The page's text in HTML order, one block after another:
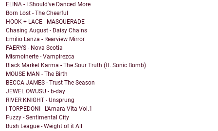
ELINA - I Should've Danced More
Born Lost - The Cheerful
HOOK + LACE - MASQUERADE
Chasing August - Daisy Chains
Emilio Lanza - Rearview Mirror
FAERYS - Nova Scotia
Mismoinerte - Vampirezca
Black Market Karma - The Sour Truth (ft. Sonic Bomb)
MOUSE MAN - The Birth
BECCA JAMES - Trust The Season
JEWEL OWUSU - b-day
RIVER KNIGHT - Unsprung
I TORPEDONI - L'Amara Vita Vol.1
Fuzzy - Sentimental City
Bush League - Weight of it All